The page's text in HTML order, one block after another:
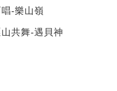
-樂山嶺
共舞-遇貝神